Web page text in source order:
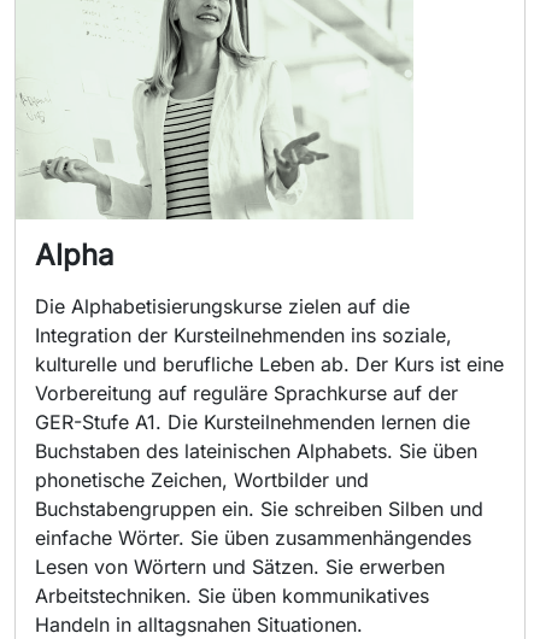
Alpha
Die Alphabetisierungskurse zielen auf die
Integration der Kursteilnehmenden ins soziale,
kulturelle und berufliche Leben ab. Der Kurs ist eine
Vorbereitung auf reguläre Sprachkurse auf der
GER-Stufe A1. Die Kursteilnehmenden lernen die
Buchstaben des lateinischen Alphabets. Sie üben
phonetische Zeichen, Wortbilder und
Buchstabengruppen ein. Sie schreiben Silben und
einfache Wörter. Sie üben zusammenhängendes
Lesen von Wörtern und Sätzen. Sie erwerben
Arbeitstechniken. Sie üben kommunikatives
Handeln in alltagsnahen Situationen.